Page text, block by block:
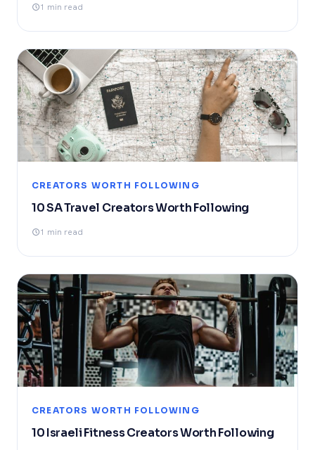
1 min read
CREATORS WORTH FOLLOWING
10 SA Travel Creators Worth Following
1 min read
CREATORS WORTH FOLLOWING
10 Israeli Fitness Creators Worth Following